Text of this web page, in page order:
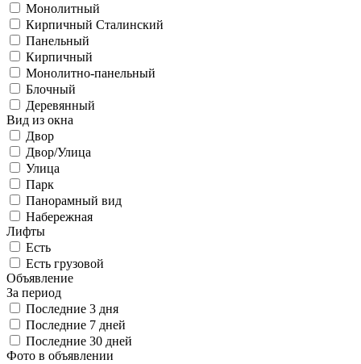
Монолитный
Кирпичный Сталинский
Панельный
Кирпичный
Монолитно-панельный
Блочный
Деревянный
Вид из окна
Двор
Двор/Улица
Улица
Парк
Панорамный вид
Набережная
Лифты
Есть
Есть грузовой
Объявление
За период
Последние 3 дня
Последние 7 дней
Последние 30 дней
Фото в объявлении